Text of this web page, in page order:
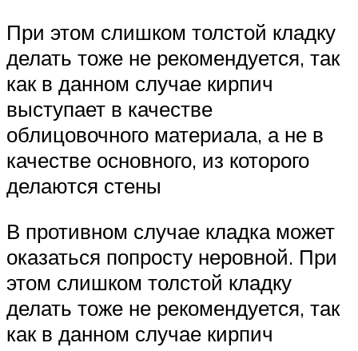
При этом слишком толстой кладку
делать тоже не рекомендуется, так
как в данном случае кирпич
выступает в качестве
облицовочного материала, а не в
качестве основного, из которого
делаются стены
В противном случае кладка может
оказаться попросту неровной. При
этом слишком толстой кладку
делать тоже не рекомендуется, так
как в данном случае кирпич